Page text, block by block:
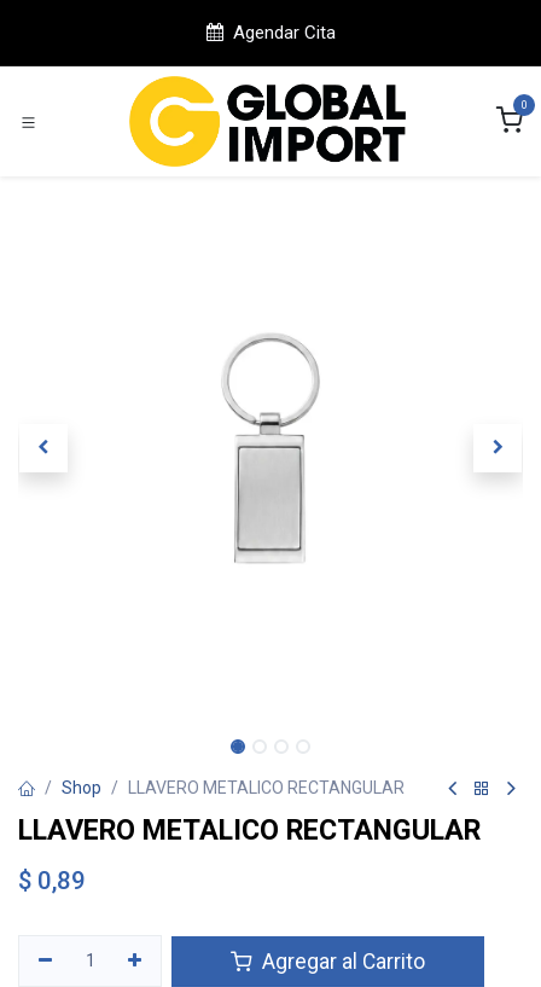
Agendar Cita
0
Shop LLAVERO METALICO RECTANGULAR
LLAVERO METALICO RECTANGULAR
$ 0,89
Agregar al Carrito